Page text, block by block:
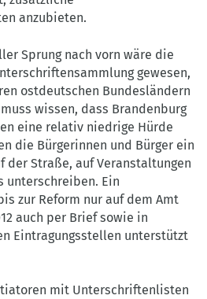
anzubieten.
Sprung nach vorn wäre die
gewesen,
ostdeutschen Bundesländern
wissen, dass Brandenburg
eine relativ niedrige Hürde
die Bürgerinnen und Bürger ein
der Straße, auf Veranstaltungen
unterschreiben. Ein
zur Reform nur auf dem Amt
auch per Brief sowie in
Eintragungsstellen unterstützt
mit Unterschriftenlisten